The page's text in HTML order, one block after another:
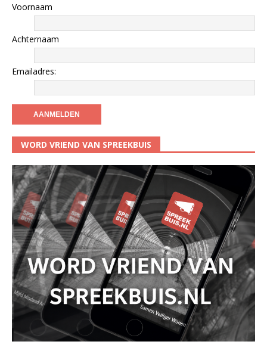
Voornaam
Achternaam
Emailadres:
WORD VRIEND VAN SPREEKBUIS